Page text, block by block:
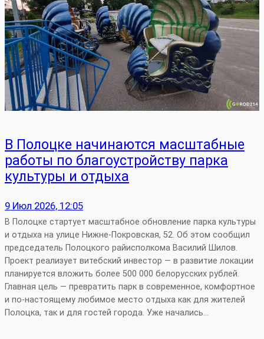
В Полоцке начинаются масштабные
работы по благоустройству парка
культуры и отдыха
9 Июл 2026, 12:05
В Полоцке стартует масштабное обновление парка культуры
и отдыха на улице Нижне‑Покровская, 52. Об этом сообщил
председатель Полоцкого райисполкома Василий Шилов.
Проект реализует витебский инвестор — в развитие локации
планируется вложить более 500 000 белорусских рублей.
Главная цель — превратить парк в современное, комфортное
и по‑настоящему любимое место отдыха как для жителей
Полоцка, так и для гостей города. Уже начались…